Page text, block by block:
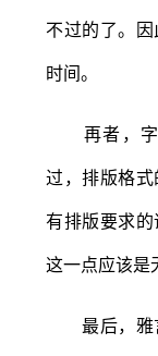
不过的了。
时间。
再者，字
过，排版格
有排版要求的
这一点应该是
最后，雅